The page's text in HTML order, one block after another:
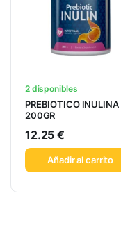
2 disponibles
PREBIOTICO INULINA
200GR
12.25€
Añadir al carrito